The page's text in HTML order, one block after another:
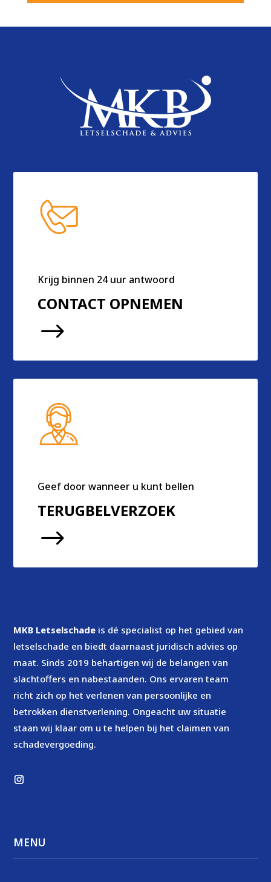
Krijg binnen 24 uur antwoord
CONTACT OPNEMEN
$
Geef door wanneer u kunt bellen
TERUGBELVERZOEK
$
MKB Letselschade is dé specialist op het gebied van
letselschade en biedt daarnaast juridisch advies op
maat. Sinds 2019 behartigen wij de belangen van
slachtoffers en nabestaanden. Ons ervaren team
richt zich op het verlenen van persoonlijke en
betrokken dienstverlening. Ongeacht uw situatie
staan wij klaar om u te helpen bij het claimen van
schadevergoeding.
MENU